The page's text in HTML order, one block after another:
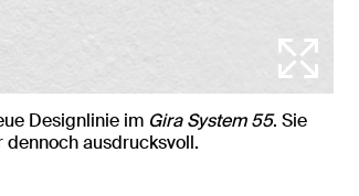
Designlinie im Gira System 55. Sie
ausdrucksvoll.